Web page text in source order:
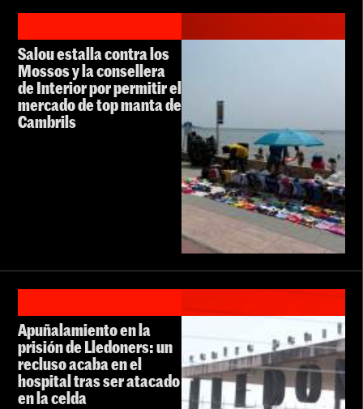
Salou estalla contra los
Mossos y la consellera
de Interior por permitir el
mercado de top manta de
Cambrils
Apuñalamiento en la
prisión de Lledoners: un
recluso acaba en el
hospital tras ser atacado
en la celda